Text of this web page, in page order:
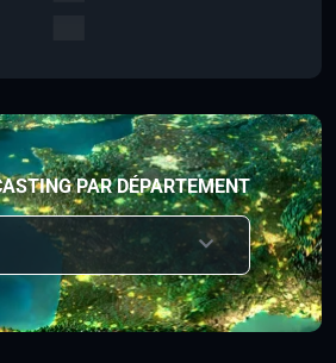
PAR DÉPARTEMENT